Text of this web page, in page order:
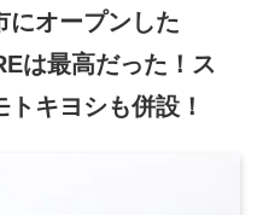
にオープンした
は最高だった！ス
キヨシも併設！